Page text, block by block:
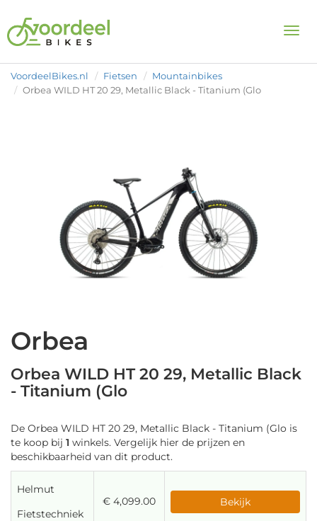
VoordeelBikes.nl Fietsen
Mountainbikes
Orbea WILD HT 20 29, Metallic Black - Titanium (Glo
Orbea
Orbea WILD HT 20 29, Metallic Black
- Titanium (Glo
De Orbea WILD HT 20 29, Metallic Black - Titanium (Glo is
te koop bij 1 winkels. Vergelijk hier de prijzen en
beschikbaarheid van dit product.
Helmut
Fietstechniek
€ 4,099.00 Bekijk